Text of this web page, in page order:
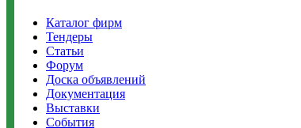
Каталог фирм
Тендеры
Статьи
Форум
Доска объявлений
Документация
Выставки
События